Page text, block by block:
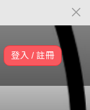
登入 / 註冊